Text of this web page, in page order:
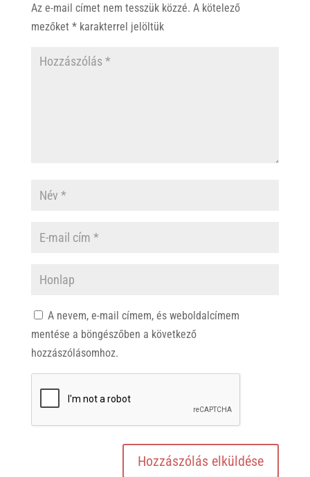
Az e-mail címet nem tesszük közzé. A kötelező
mezőket *karakterrel jelöltük
A nevem, e-mail címem, és weboldalcímem
mentése a böngészőben a következő
hozzászólásomhoz.